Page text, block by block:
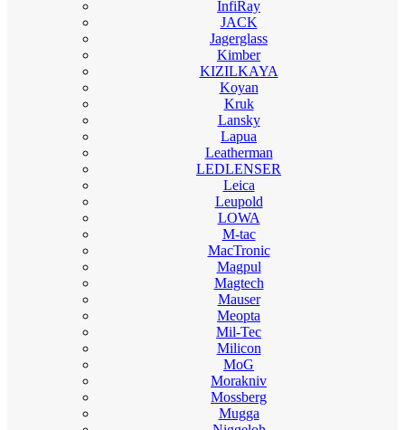
InfiRay
JACK
Jagerglass
Kimber
KIZILKAYA
Koyan
Kruk
Lansky
Lapua
Leatherman
LEDLENSER
Leica
Leupold
LOWA
M-tac
MacTronic
Magpul
Magtech
Mauser
Meopta
Mil-Tec
Milicon
MoG
Morakniv
Mossberg
Mugga